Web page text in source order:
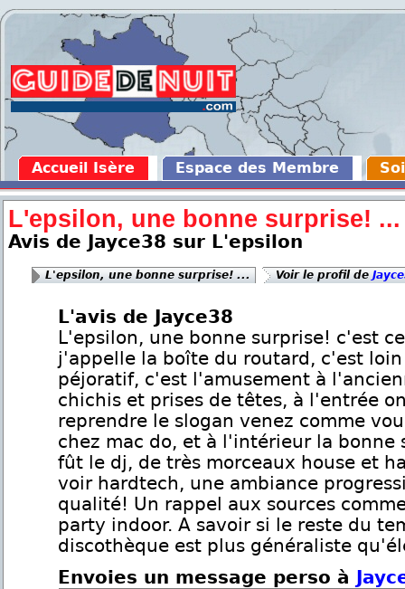
Accueil Isère Espace des Membre
L'epsilon, une bonne surprise! ...
Avis de Jayce38 sur L'epsilon
L'epsilon, une bonne surprise! ... Voir le profil de
L'avis de Jayce38
L'epsilon, une bonne surprise! c'est
j'appelle la boîte du routard, c'est
péjoratif, c'est l'amusement à
chichis et prises de têtes, à l'entrée
reprendre le slogan venez comme
chez mac do, et à l'intérieur la bonne
fût le dj, de très morceaux house et
voir hardtech, une ambiance
qualité! Un rappel aux sources
party indoor. A savoir si le reste du
discothèque est plus généraliste
Envoies un message perso à